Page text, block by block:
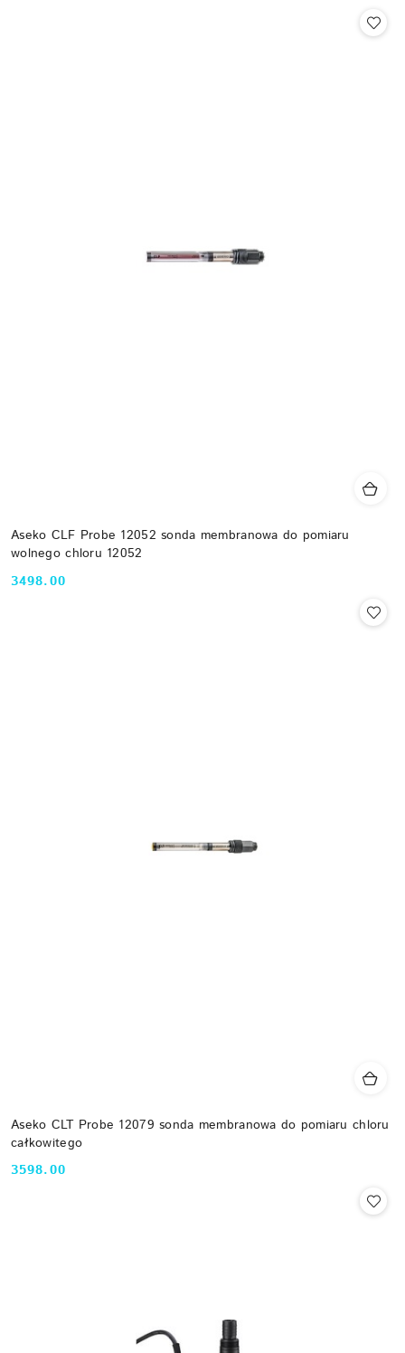
Aseko CLF Probe 12052 sonda membranowa do pomiaru
wolnego chloru 12052
Cena:
3498.00
Aseko CLT Probe 12079 sonda membranowa do pomiaru chloru
całkowitego
Cena:
3598.00